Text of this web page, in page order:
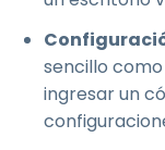
sencillo
ingresar un